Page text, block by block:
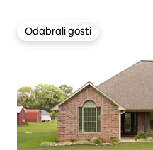
Odabrali gosti
Odabrali gosti